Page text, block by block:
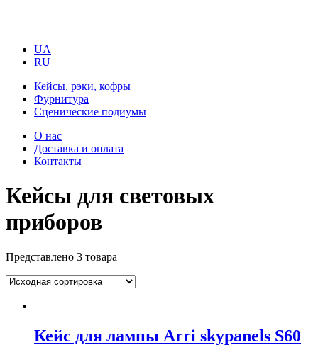
UA
RU
Кейсы, рэки, кофры
Фурнитура
Сценические подиумы
О нас
Доставка и оплата
Контакты
Кейсы для световых
приборов
Представлено 3 товара
Кейс для лампы Arri skypanels S60